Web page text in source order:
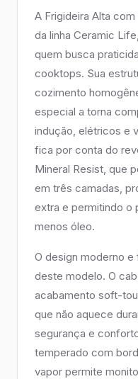
A Frigideira Alta
da linha Ceramic
quem busca
cooktops. Sua
cozimento
especial a torna
indução, elétricos e
fica por conta do
Mineral Resist, que
em três camadas,
extra e permitindo o
menos óleo.
O design moderno
deste modelo. O
acabamento soft-
que não aquece
segurança e
temperado com
vapor permite